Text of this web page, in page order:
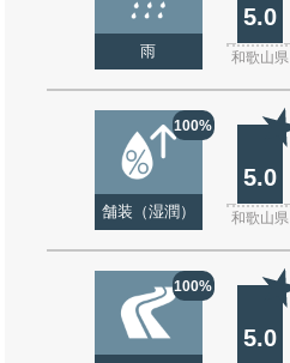
雨
5.0
和歌山県
100%
舗装（湿潤）
5.0
和歌山県
100%
5.0